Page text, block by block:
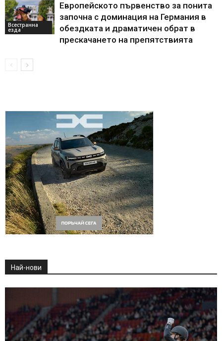
Всестранна
езда
Европейското първенство за понита
започна с доминация на Германия в
обездката и драматичен обрат в
прескачането на препятствията
Най-нови